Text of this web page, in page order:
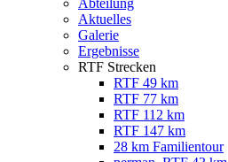
Abteilung
Aktuelles
Galerie
Ergebnisse
RTF Strecken
RTF 49 km
RTF 77 km
RTF 112 km
RTF 147 km
28 km Familientour